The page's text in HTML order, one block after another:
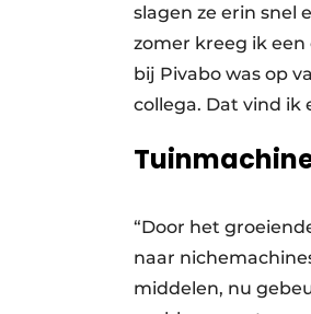
slagen ze erin snel
zomer kreeg ik
bij Pivabo was op
collega. Dat vind ik
“Door het
naar
middelen, nu